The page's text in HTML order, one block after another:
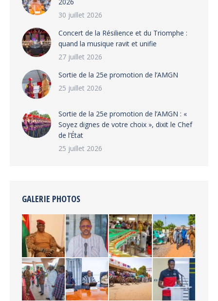
30 juillet 2026
‎​Concert de la Résilience et du Triomphe :
quand la musique ravit et unifie
27 juillet 2026
‎Sortie de la 25e promotion de l’AMGN
25 juillet 2026
‎Sortie de la 25e promotion de l’AMGN : «
Soyez dignes de votre choix », dixit le Chef
de l’État
25 juillet 2026
GALERIE PHOTOS